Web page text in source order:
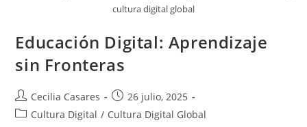
cultura digital global
Educación Digital: Aprendizaje
sin Fronteras
Autor
de
Cecilia Casares
Entrada
publicada:
26 julio, 2025
Categoría
Cultura Digital / Cultura Digital Global